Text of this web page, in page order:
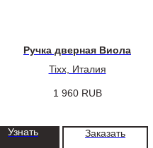
Ручка дверная Виола
Tixx, Италия
1 960 RUB
Узнать Заказать